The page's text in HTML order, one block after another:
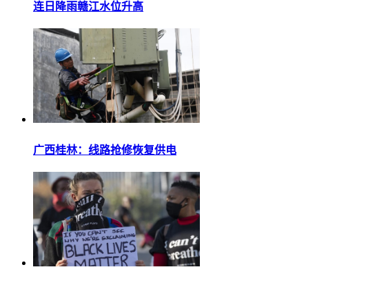
连日降雨赣江水位升高
广西桂林：线路抢修恢复供电